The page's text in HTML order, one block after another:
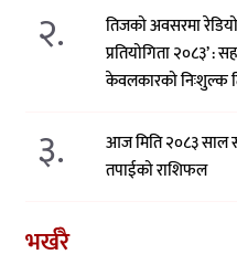
२.
तिजको अवसरमा
प्रतियोगिता २०८३’ :
केवलकारको निःशुल्क
३.
आज मिति २०८३ साल
तपाईको राशिफल
भर्खरै